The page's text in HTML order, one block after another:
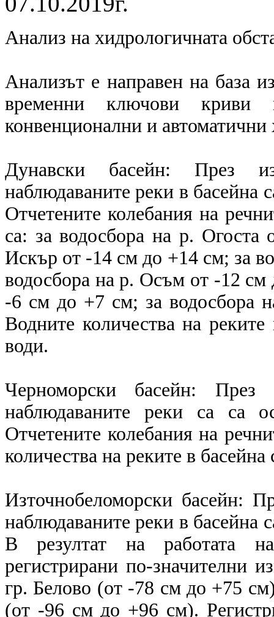
Анализ на хидрологичната
Анализът е направен на база
временни ключови криви
конвенционални и
Дунавски басейн: През
наблюдаваните реки в басейна
Отчетените колебания на
са: за водосбора на р.
Искър от -14 см до +14 см; за
водосбора на р. Осъм от -12 см
-6 см до +7 см; за водосбора
Водните количества на
води.
Черноморски басейн: През
наблюдаваните реки са са
Отчетените колебания на
количества на реките в
Източнобеломорски басейн:
наблюдаваните реки в басейна
В резултат на работата
регистрирани по-значителни
гр. Белово (от -78 см до +75
(от -96 см до +96 см).